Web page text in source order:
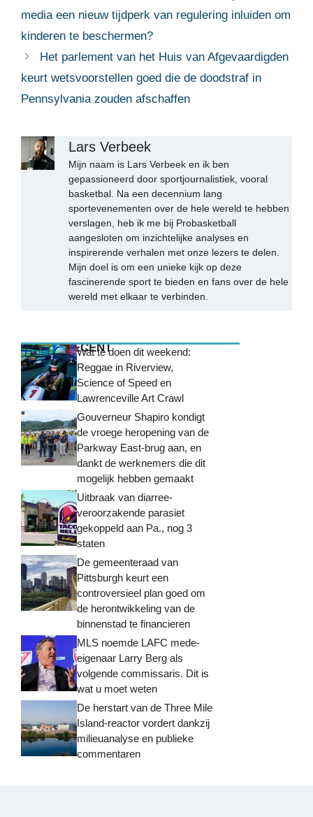
media een nieuw tijdperk van regulering inluiden om
kinderen te beschermen?
Het parlement van het Huis van Afgevaardigden
keurt wetsvoorstellen goed die de doodstraf in
Pennsylvania zouden afschaffen
Lars Verbeek
Mijn naam is Lars Verbeek en ik ben
gepassioneerd door sportjournalistiek, vooral
basketbal. Na een decennium lang
sportevenementen over de hele wereld te hebben
verslagen, heb ik me bij Probasketball
aangesloten om inzichtelijke analyses en
inspirerende verhalen met onze lezers te delen.
Mijn doel is om een unieke kijk op deze
fascinerende sport te bieden en fans over de hele
wereld met elkaar te verbinden.
MEEST RECENTWat te doen dit weekend:
Reggae in Riverview,
Science of Speed ​​en
Lawrenceville Art Crawl
Gouverneur Shapiro kondigt
de vroege heropening van de
Parkway East-brug aan, en
dankt de werknemers die dit
mogelijk hebben gemaakt
Uitbraak van diarree-
veroorzakende parasiet
gekoppeld aan Pa., nog 3
staten
De gemeenteraad van
Pittsburgh keurt een
controversieel plan goed om
de herontwikkeling van de
binnenstad te financieren
MLS noemde LAFC mede-
eigenaar Larry Berg als
volgende commissaris. Dit is
wat u moet weten
De herstart van de Three Mile
Island-reactor vordert dankzij
milieuanalyse en publieke
commentaren